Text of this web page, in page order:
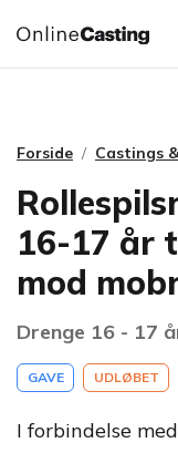
Forside Castings
16-17 år
mod
Drenge 16 - 17
GAVE UDLØBET
I forbindelse